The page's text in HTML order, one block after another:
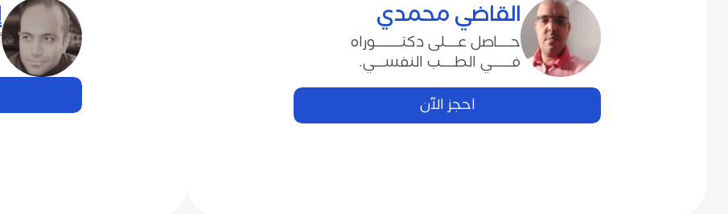
القاضي‭ ‬محمدي
‬فــــــي‭ ‬الطــــب‭ ‬النفســـي‭.‬
احجز الآن